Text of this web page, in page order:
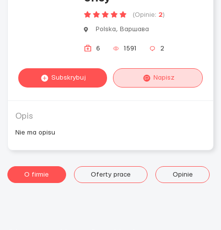
(Opinie: 2)
Polska, Варшава
6 1591 2
Subskrybuj Napisz
Opis
Nie ma opisu
O firmie Oferty prace Opinie